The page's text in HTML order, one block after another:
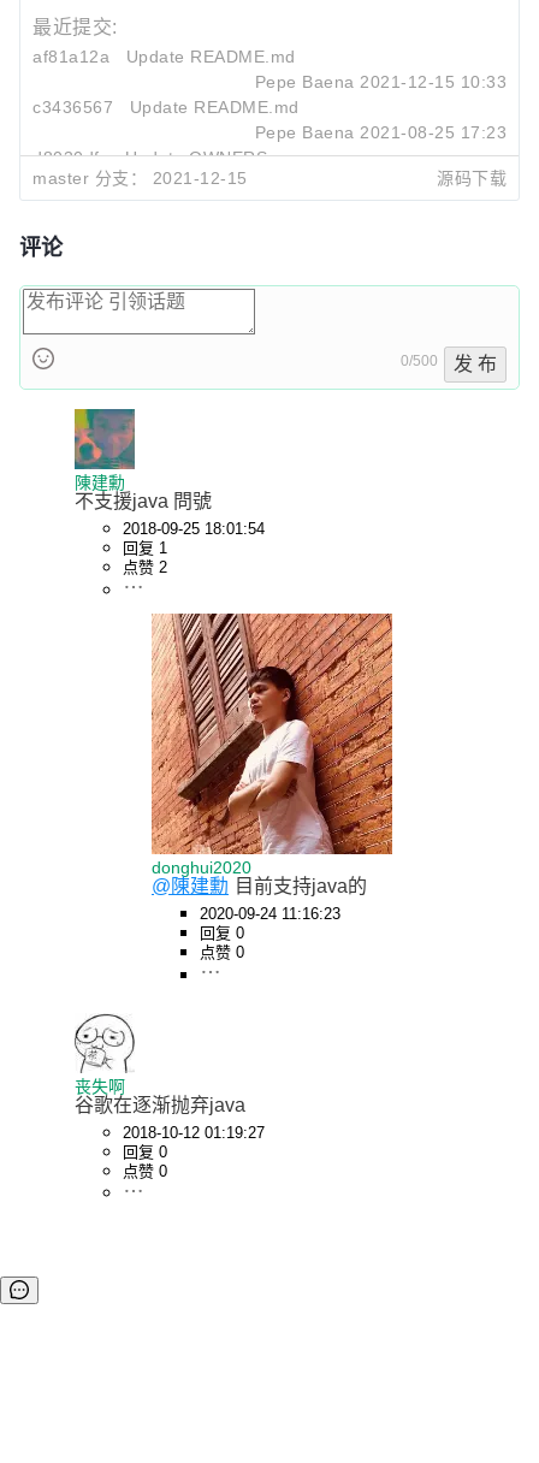
最近提交:
af81a12a
Update README.md
Pepe Baena 2021-12-15 10:33
c3436567
Update README.md
Pepe Baena 2021-08-25 17:23
d8030dfc
Update OWNERS
2021-08-25 17:22
master 分支： 2021-12-15 源码下载
评论
0/500 发 布
陳建勳
不支援java 問號
2018-09-25 18:01:54
回复 1
点赞 2
donghui2020
@陳建勳 目前支持java的
2020-09-24 11:16:23
回复 0
点赞 0
丧失啊
谷歌在逐渐抛弃java
2018-10-12 01:19:27
回复 0
点赞 0